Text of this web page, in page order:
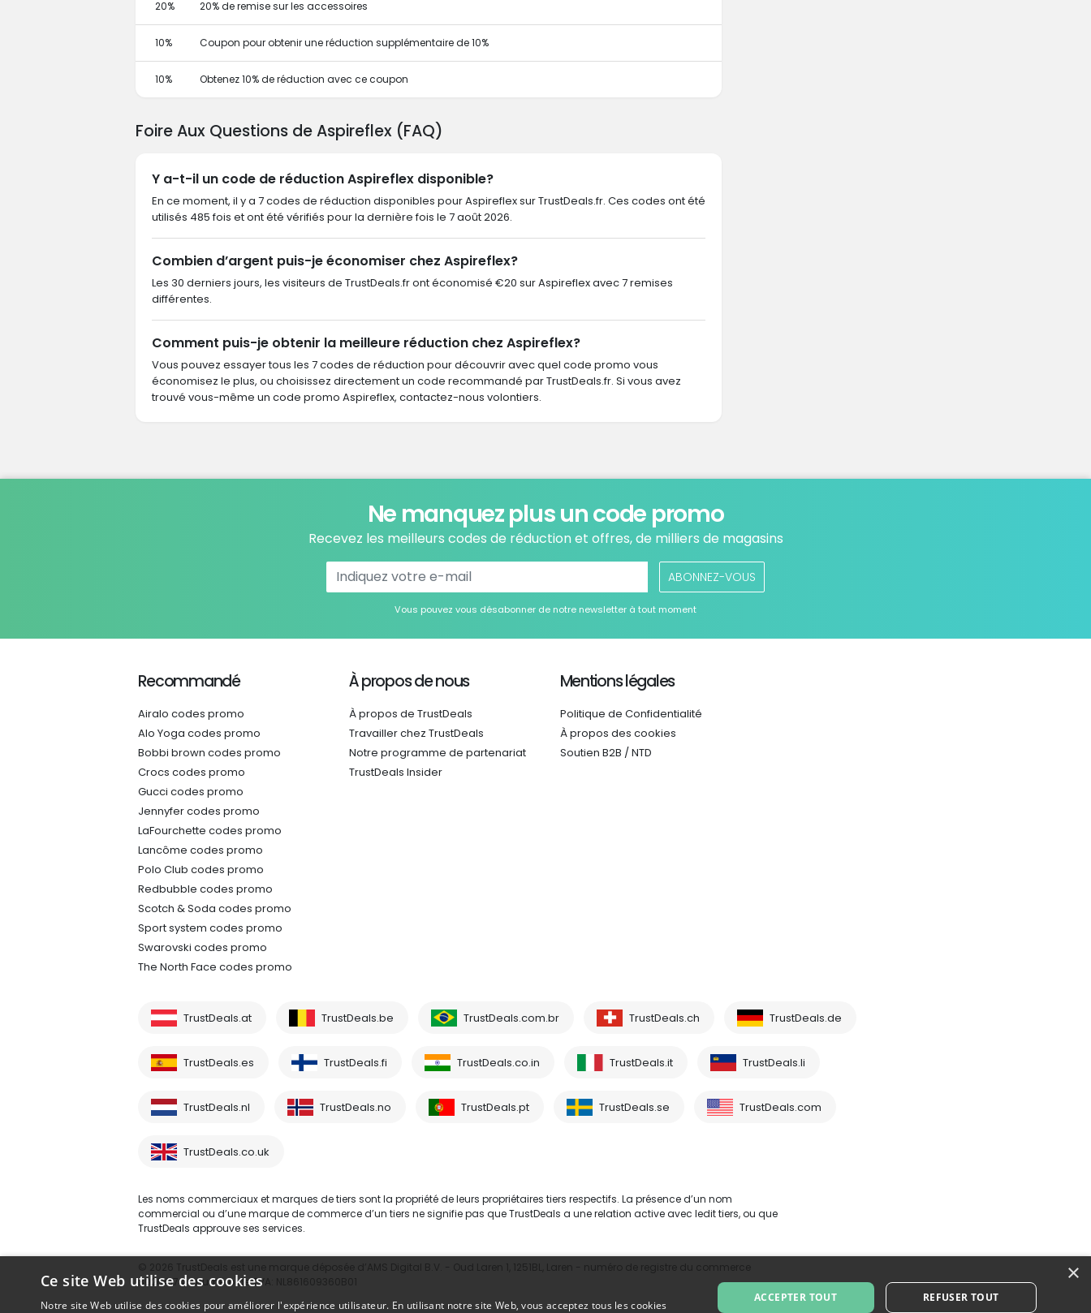
20% 20% de remise sur les accessoires
10% Coupon pour obtenir une réduction supplémentaire de 10%
10% Obtenez 10% de réduction avec ce coupon
Foire Aux Questions de Aspireflex (FAQ)
Y a-t-il un code de réduction Aspireflex disponible?
En ce moment, il y a 7 codes de réduction disponibles pour Aspireflex sur TrustDeals.fr. Ces codes ont été
utilisés 485 fois et ont été vérifiés pour la dernière fois le 7 août 2026.
Combien d’argent puis-je économiser chez Aspireflex?
Les 30 derniers jours, les visiteurs de TrustDeals.fr ont économisé €20 sur Aspireflex avec 7 remises
différentes.
Comment puis-je obtenir la meilleure réduction chez Aspireflex?
Vous pouvez essayer tous les 7 codes de réduction pour découvrir avec quel code promo vous
économisez le plus, ou choisissez directement un code recommandé par TrustDeals.fr. Si vous avez
trouvé vous-même un code promo Aspireflex, contactez-nous volontiers.
Ne manquez plus un code promo
Recevez les meilleurs codes de réduction et offres, de milliers de magasins
ABONNEZ-VOUS
Vous pouvez vous désabonner de notre newsletter à tout moment
Recommandé
Airalo codes promo
Alo Yoga codes promo
Bobbi brown codes promo
Crocs codes promo
Gucci codes promo
Jennyfer codes promo
LaFourchette codes promo
Lancôme codes promo
Polo Club codes promo
Redbubble codes promo
Scotch & Soda codes promo
Sport system codes promo
Swarovski codes promo
The North Face codes promo
À propos de nous
À propos de TrustDeals
Travailler chez TrustDeals
Notre programme de partenariat
TrustDeals Insider
Mentions légales
Politique de Confidentialité
À propos des cookies
Soutien B2B / NTD
TrustDeals.at TrustDeals.be TrustDeals.com.br TrustDeals.ch TrustDeals.de
TrustDeals.es TrustDeals.fi TrustDeals.co.in TrustDeals.it TrustDeals.li
TrustDeals.nl TrustDeals.no TrustDeals.pt TrustDeals.se TrustDeals.com
TrustDeals.co.uk
Les noms commerciaux et marques de tiers sont la propriété de leurs propriétaires tiers respectifs. La présence d’un nom
commercial ou d’une marque de commerce d’un tiers ne signifie pas que TrustDeals a une relation active avec ledit tiers, ou que
TrustDeals approuve ses services.
80264174 - numéro de TVA: NL861609360B01
×
Ce site Web utilise des cookies
Notre site Web utilise des cookies pour améliorer l'expérience utilisateur. En utilisant notre site Web, vous acceptez tous les cookies
ACCEPTER TOUT REFUSER TOUT